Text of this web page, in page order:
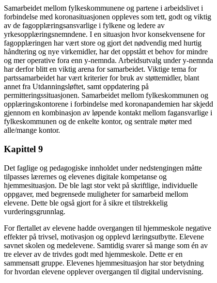
Samarbeidet mellom fylkeskommunene og partene i arbeidslivet i
forbindelse med koronasituasjonen oppleves som tett, godt og viktig
av de fagopplæringsansvarlige i fylkene og ledere av
yrkesopplæringsnemndene. I en situasjon hvor konsekvensene for
fagopplæringen har vært store og gjort det nødvendig med hurtig
håndtering og nye virkemidler, har det oppstått et behov for mindre
og mer operative fora enn y-nemnda. Arbeidsutvalg under y-nemnda
har derfor blitt en viktig arena for samarbeidet. Viktige tema for
partssamarbeidet har vært kriterier for bruk av støttemidler, blant
annet fra Utdanningsløftet, samt oppdatering på
permitteringssituasjonen. Samarbeidet mellom fylkeskommunen og
opplæringskontorene i forbindelse med koronapandemien har skjedd
gjennom en kombinasjon av løpende kontakt mellom fagansvarlige i
fylkeskommunen og de enkelte kontor, og sentrale møter med
alle/mange kontor.
Kapittel 9
Det faglige og pedagogiske innholdet under nedstengingen måtte
tilpasses lærernes og elevenes digitale kompetanse og
hjemmesituasjon. De ble lagt stor vekt på skriftlige, individuelle
oppgaver, med begrensede muligheter for samarbeid mellom
elevene. Dette ble også gjort for å sikre et tilstrekkelig
vurderingsgrunnlag.
For flertallet av elevene hadde overgangen til hjemmeskole negative
effekter på trivsel, motivasjon og opplevd læringsutbytte. Elevene
savnet skolen og medelevene. Samtidig svarer så mange som én av
tre elever av de trivdes godt med hjemmeskole. Dette er en
sammensatt gruppe. Elevenes hjemmesituasjon har stor betydning
for hvordan elevene opplever overgangen til digital undervisning.